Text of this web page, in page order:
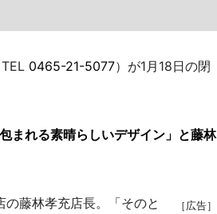
0465-21-5077）が1月18日の閉
まれる素晴らしいデザイン」と藤林
［広告］
藤林孝充店長。「そのと